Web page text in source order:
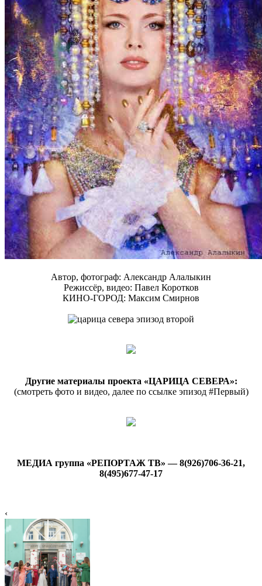
Автор, фотограф: Александр Алалыкин
Режиссёр, видео: Павел Коротков
КИНО-ГОРОД: Максим Смирнов
Другие материалы проекта «ЦАРИЦА СЕВЕРА»:
(смотреть фото и видео, далее по ссылке эпизод #Первый)
МЕДИА группа «РЕПОРТАЖ ТВ» — 8(926)706-36-21,
8(495)677-47-17
‹